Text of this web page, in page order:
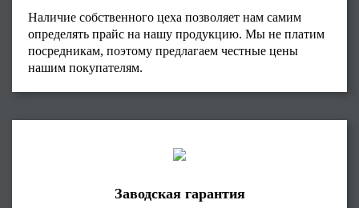
Наличие собственного цеха позволяет нам самим
определять прайс на нашу продукцию. Мы не платим
посредникам, поэтому предлагаем честные цены
нашим покупателям.
Заводская гарантия